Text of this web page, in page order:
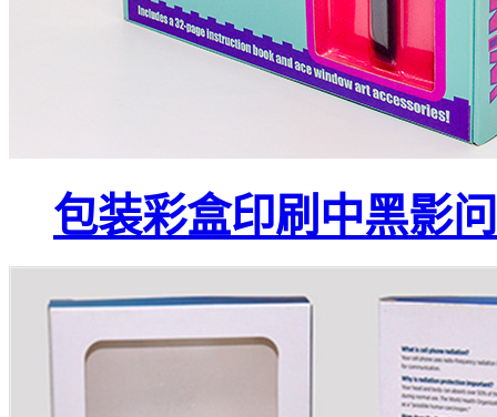
包装彩盒印刷中黑影